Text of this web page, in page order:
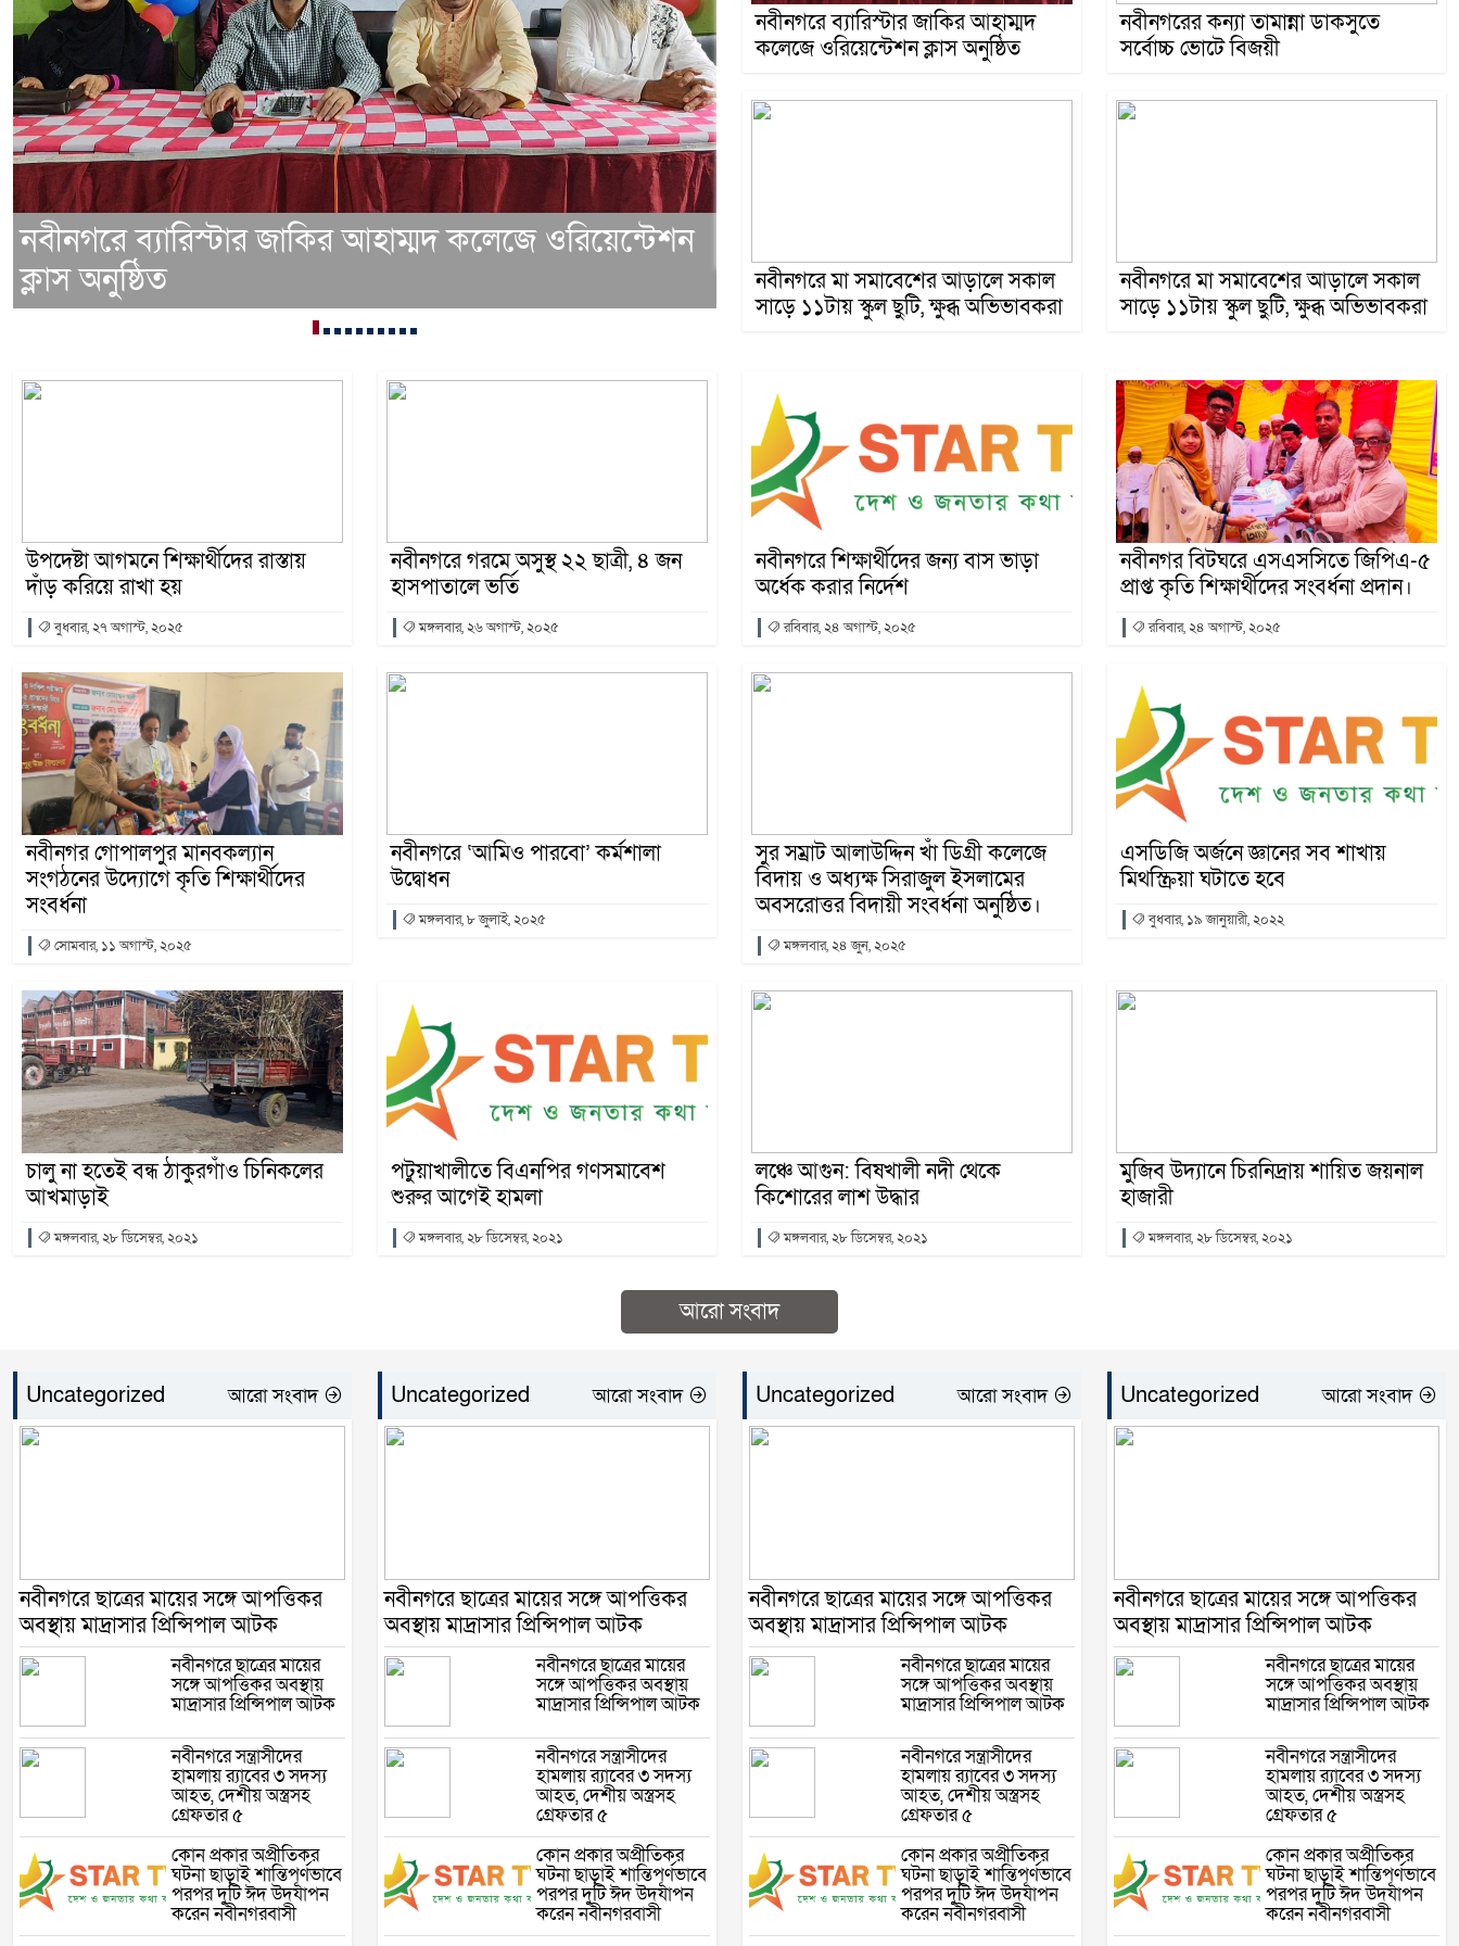
নবীনগরে ব্যারিস্টার জাকির আহাম্মদ কলেজে ওরিয়েন্টেশন
ক্লাস অনুষ্ঠিত
নবীনগরে ব্যারিস্টার জাকির আহাম্মদ
কলেজে ওরিয়েন্টেশন ক্লাস অনুষ্ঠিত
নবীনগরের কন্যা তামান্না ডাকসুতে
সর্বোচ্চ ভোটে বিজয়ী
নবীনগরে মা সমাবেশের আড়ালে সকাল
সাড়ে ১১টায় স্কুল ছুটি, ক্ষুব্ধ অভিভাবকরা
নবীনগরে মা সমাবেশের আড়ালে সকাল
সাড়ে ১১টায় স্কুল ছুটি, ক্ষুব্ধ অভিভাবকরা
উপদেষ্টা আগমনে শিক্ষার্থীদের রাস্তায়
দাঁড় করিয়ে রাখা হয়
বুধবার, ২৭ অগাস্ট, ২০২৫
নবীনগরে গরমে অসুস্থ ২২ ছাত্রী, ৪ জন
হাসপাতালে ভর্তি
মঙ্গলবার, ২৬ অগাস্ট, ২০২৫
‎নবীনগরে শিক্ষার্থীদের জন্য বাস ভাড়া
অর্ধেক করার নির্দেশ
রবিবার, ২৪ অগাস্ট, ২০২৫
নবীনগর বিটঘরে এসএসসিতে জিপিএ-৫
প্রাপ্ত কৃতি শিক্ষার্থীদের সংবর্ধনা প্রদান।
রবিবার, ২৪ অগাস্ট, ২০২৫
নবীনগর গোপালপুর মানবকল্যান
সংগঠনের উদ্যোগে কৃতি শিক্ষার্থীদের
সংবর্ধনা
সোমবার, ১১ অগাস্ট, ২০২৫
‎নবীনগরে ‘আমিও পারবো’ কর্মশালা
উদ্বোধন
মঙ্গলবার, ৮ জুলাই, ২০২৫
সুর সম্রাট আলাউদ্দিন খাঁ ডিগ্রী কলেজে
বিদায় ও অধ্যক্ষ সিরাজুল ইসলামের
অবসরোত্তর বিদায়ী সংবর্ধনা অনুষ্ঠিত।
মঙ্গলবার, ২৪ জুন, ২০২৫
এসডিজি অর্জনে জ্ঞানের সব শাখায়
মিথস্ক্রিয়া ঘটাতে হবে
বুধবার, ১৯ জানুয়ারী, ২০২২
চালু না হতেই বন্ধ ঠাকুরগাঁও চিনিকলের
আখমাড়াই
মঙ্গলবার, ২৮ ডিসেম্বর, ২০২১
পটুয়াখালীতে বিএনপির গণসমাবেশ
শুরুর আগেই হামলা
মঙ্গলবার, ২৮ ডিসেম্বর, ২০২১
লঞ্চে আগুন: বিষখালী নদী থেকে
কিশোরের লাশ উদ্ধার
মঙ্গলবার, ২৮ ডিসেম্বর, ২০২১
মুজিব উদ্যানে চিরনিদ্রায় শায়িত জয়নাল
হাজারী
মঙ্গলবার, ২৮ ডিসেম্বর, ২০২১
আরো সংবাদ
Uncategorized আরো সংবাদ
নবীনগরে ছাত্রের মায়ের সঙ্গে আপত্তিকর
অবস্থায় মাদ্রাসার প্রিন্সিপাল আটক
নবীনগরে ছাত্রের মায়ের
সঙ্গে আপত্তিকর অবস্থায়
মাদ্রাসার প্রিন্সিপাল আটক
নবীনগরে সন্ত্রাসীদের
হামলায় র‍্যাবের ৩ সদস্য
আহত, দেশীয় অস্ত্রসহ
গ্রেফতার ৫
কোন প্রকার অপ্রীতিকর
ঘটনা ছাড়াই শান্তিপূর্ণভাবে
পরপর দুটি ঈদ উদযাপন
করেন নবীনগরবাসী
Uncategorized আরো সংবাদ
নবীনগরে ছাত্রের মায়ের সঙ্গে আপত্তিকর
অবস্থায় মাদ্রাসার প্রিন্সিপাল আটক
নবীনগরে ছাত্রের মায়ের
সঙ্গে আপত্তিকর অবস্থায়
মাদ্রাসার প্রিন্সিপাল আটক
নবীনগরে সন্ত্রাসীদের
হামলায় র‍্যাবের ৩ সদস্য
আহত, দেশীয় অস্ত্রসহ
গ্রেফতার ৫
কোন প্রকার অপ্রীতিকর
ঘটনা ছাড়াই শান্তিপূর্ণভাবে
পরপর দুটি ঈদ উদযাপন
করেন নবীনগরবাসী
Uncategorized আরো সংবাদ
নবীনগরে ছাত্রের মায়ের সঙ্গে আপত্তিকর
অবস্থায় মাদ্রাসার প্রিন্সিপাল আটক
নবীনগরে ছাত্রের মায়ের
সঙ্গে আপত্তিকর অবস্থায়
মাদ্রাসার প্রিন্সিপাল আটক
নবীনগরে সন্ত্রাসীদের
হামলায় র‍্যাবের ৩ সদস্য
আহত, দেশীয় অস্ত্রসহ
গ্রেফতার ৫
কোন প্রকার অপ্রীতিকর
ঘটনা ছাড়াই শান্তিপূর্ণভাবে
পরপর দুটি ঈদ উদযাপন
করেন নবীনগরবাসী
Uncategorized আরো সংবাদ
নবীনগরে ছাত্রের মায়ের সঙ্গে আপত্তিকর
অবস্থায় মাদ্রাসার প্রিন্সিপাল আটক
নবীনগরে ছাত্রের মায়ের
সঙ্গে আপত্তিকর অবস্থায়
মাদ্রাসার প্রিন্সিপাল আটক
নবীনগরে সন্ত্রাসীদের
হামলায় র‍্যাবের ৩ সদস্য
আহত, দেশীয় অস্ত্রসহ
গ্রেফতার ৫
কোন প্রকার অপ্রীতিকর
ঘটনা ছাড়াই শান্তিপূর্ণভাবে
পরপর দুটি ঈদ উদযাপন
করেন নবীনগরবাসী